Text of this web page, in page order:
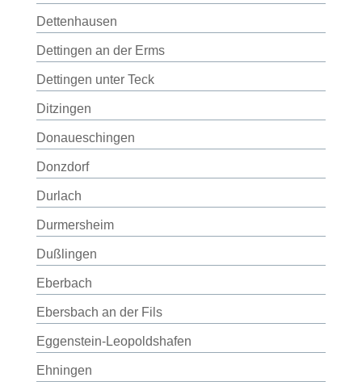
Dettenhausen
Dettingen an der Erms
Dettingen unter Teck
Ditzingen
Donaueschingen
Donzdorf
Durlach
Durmersheim
Dußlingen
Eberbach
Ebersbach an der Fils
Eggenstein-Leopoldshafen
Ehningen